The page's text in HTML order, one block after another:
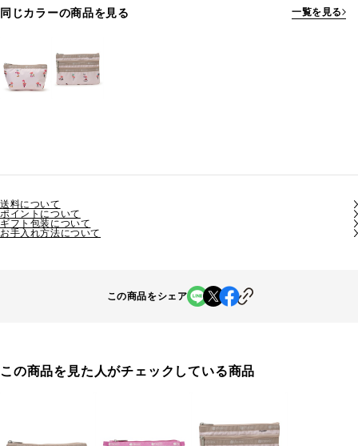
同じカラーの商品を見る 一覧を見る
送料について
ポイントについて
ギフト包装について
お手入れ方法について
この商品をシェア
この商品を見た人がチェックしている商品